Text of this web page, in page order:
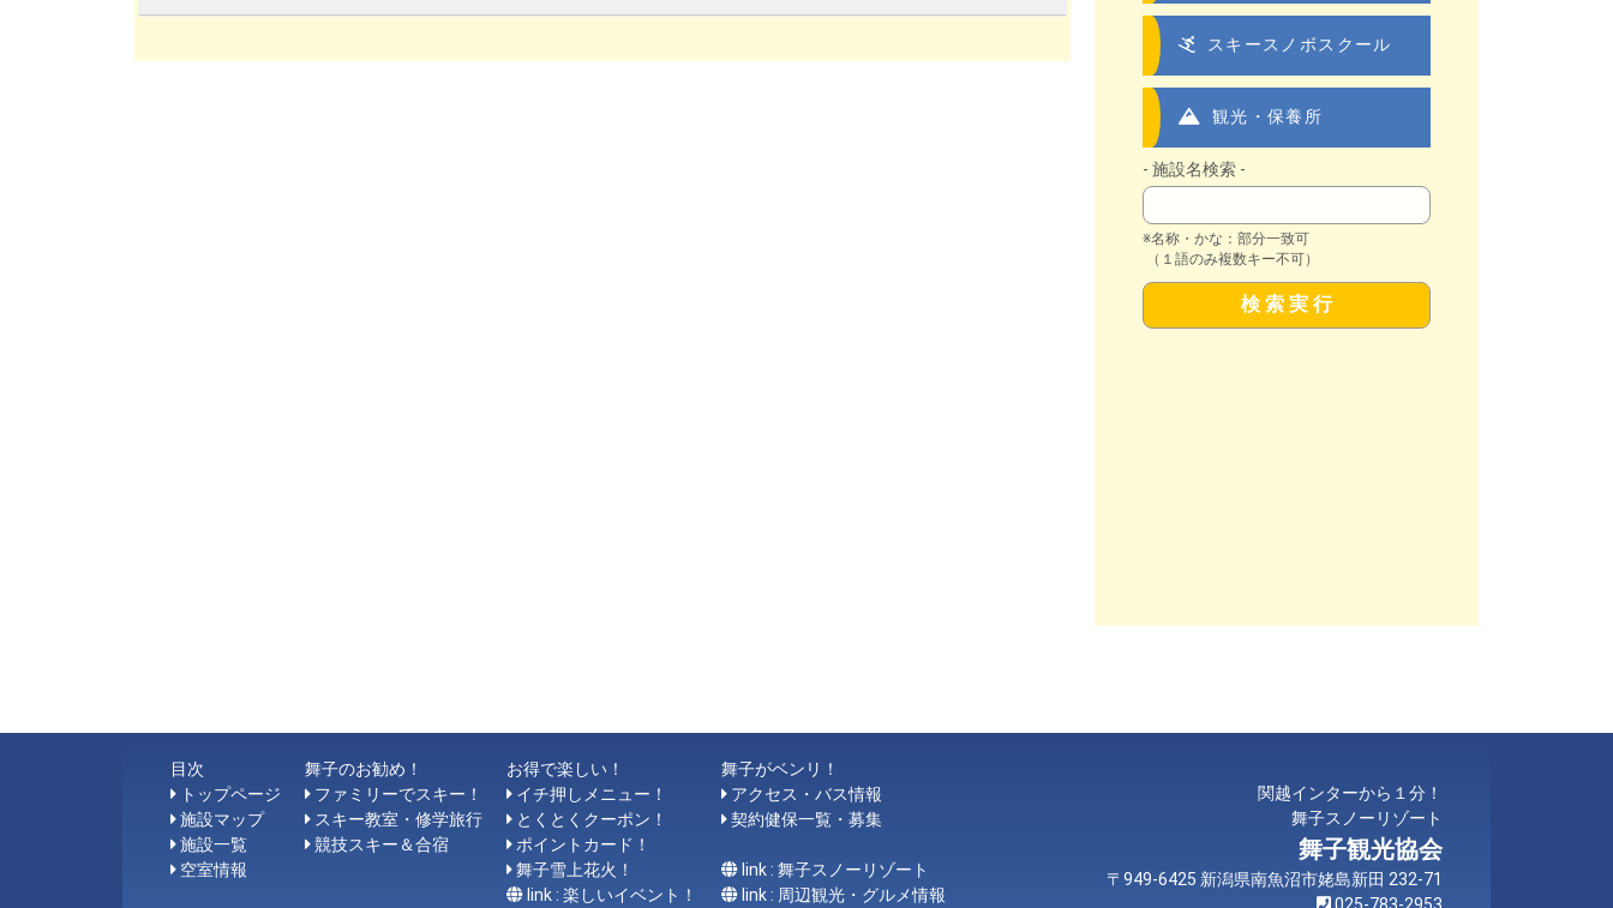
スキースノボスクール
観光・保養所
目次
トップページ
施設マップ
施設一覧
空室情報
舞子のお勧め！
ファミリーでスキー！
スキー教室・修学旅行
競技スキー＆合宿
お得で楽しい！
イチ押しメニュー！
とくとくクーポン！
ポイントカード！
舞子雪上花火！
link : 楽しいイベント！
舞子がベンリ！
アクセス・バス情報
契約健保一覧・募集
link : 舞子スノーリゾート
link : 周辺観光・グルメ情報
関越インターから１分！
舞子スノーリゾート
舞子観光協会
〒949-6425 新潟県南魚沼市姥島新田 232-71